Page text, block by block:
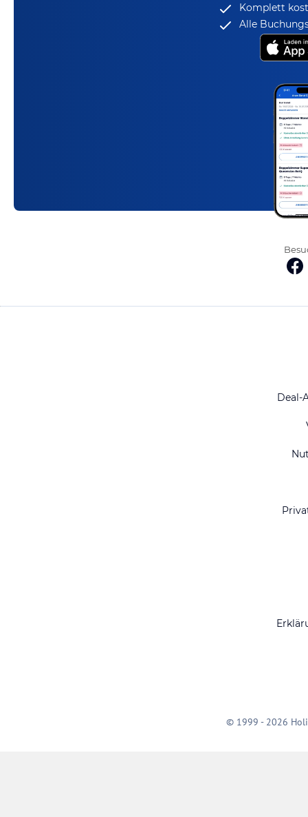
Komplett
Alle
Deal-
© 1999 - 2026